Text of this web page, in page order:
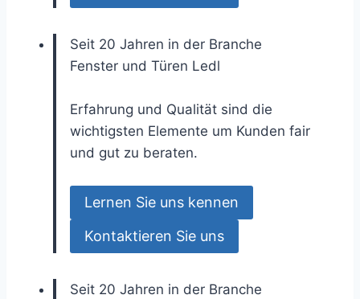
Seit 20 Jahren in der Branche
Fenster und Türen Ledl
Erfahrung und Qualität sind die
wichtigsten Elemente um Kunden fair
und gut zu beraten.
Lernen Sie uns kennen
Kontaktieren Sie uns
Seit 20 Jahren in der Branche